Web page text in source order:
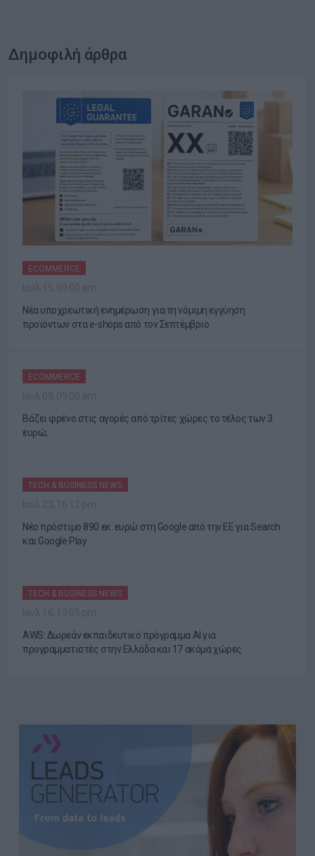
Δημοφιλή άρθρα
ECOMMERCE
Νέα υποχρεωτική ενημέρωση για τη νόμιμη εγγύηση
προϊόντων στα e-shops από τον Σεπτέμβριο
ECOMMERCE
Βάζει φρένο στις αγορές από τρίτες χώρες το τέλος των 3
ευρώ;
TECH & BUSINESS NEWS
Νέο πρόστιμο 890 εκ. ευρώ στη Google από την ΕΕ για Search
και Google Play
TECH & BUSINESS NEWS
AWS: Δωρεάν εκπαιδευτικό πρόγραμμα AI για
προγραμματιστές στην Ελλάδα και 17 ακόμα χώρες